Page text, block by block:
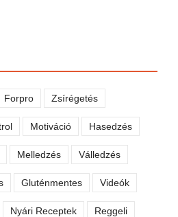
Forpro Zsírégetés
Motiváció Hasedzés
Melledzés Válledzés
Gluténmentes Videók
Nyári Receptek Reggeli